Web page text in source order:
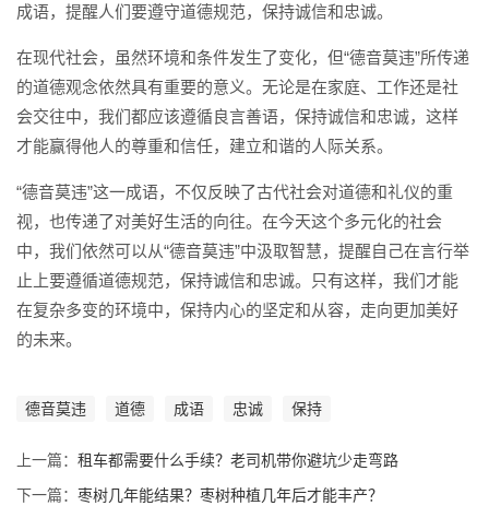
成语，提醒人们要遵守道德规范，保持诚信和忠诚。
在现代社会，虽然环境和条件发生了变化，但“德音莫违”所传递
的道德观念依然具有重要的意义。无论是在家庭、工作还是社
会交往中，我们都应该遵循良言善语，保持诚信和忠诚，这样
才能赢得他人的尊重和信任，建立和谐的人际关系。
“德音莫违”这一成语，不仅反映了古代社会对道德和礼仪的重
视，也传递了对美好生活的向往。在今天这个多元化的社会
中，我们依然可以从“德音莫违”中汲取智慧，提醒自己在言行举
止上要遵循道德规范，保持诚信和忠诚。只有这样，我们才能
在复杂多变的环境中，保持内心的坚定和从容，走向更加美好
的未来。
德音莫违 道德 成语 忠诚 保持
上一篇： 租车都需要什么手续？老司机带你避坑少走弯路
下一篇： 枣树几年能结果？枣树种植几年后才能丰产？